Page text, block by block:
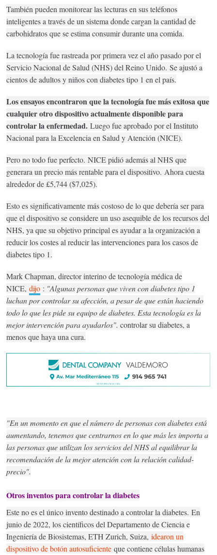
También pueden monitorear las lecturas en sus teléfonos
inteligentes a través de un sistema donde cargan la cantidad de
carbohidratos que se estima consumir durante una comida.
La tecnología fue rastreada por primera vez el año pasado por el
Servicio Nacional de Salud (NHS) del Reino Unido.Se ajustó a
cientos de adultos y niños con diabetes tipo 1 en el país.
Los ensayos encontraron que la tecnología fue más exitosa que
cualquier otro dispositivo actualmente disponible para
controlar la enfermedad. Luego fue aprobado por el Instituto
Nacional para la Excelencia en Salud y Atención (NICE).
Pero no todo fue perfecto.NICE pidió además al NHS que
generara un precio más rentable para el dispositivo. Ahora cuesta
alrededor de £5,744 ($7,025).
Esto es significativamente más costoso de lo que debería ser para
que el dispositivo se considere un uso asequible de los recursos del
NHS, ya que su objetivo principal es ayudar a la organización a
reducir los costes al reducir las intervenciones para los casos de
diabetes tipo 1.
Mark Chapman, director interino de tecnología médica de
NICE,dijo : "Algunas personas que viven con diabetes tipo 1
luchan por controlar su afección, a pesar de que están haciendo
todo lo que les pide su equipo de diabetes. Esta tecnología es la
mejor intervención para ayudarlos". controlar su diabetes, a
menos que haya una cura.
"En un momento en que el número de personas con diabetes está
aumentando, tenemos que centrarnos en lo que más les importa a
las personas que utilizan los servicios del NHS al equilibrar la
recomendación de la mejor atención con la relación calidad-
precio".
Otros inventos para controlar la diabetes
Este no es el único invento destinado a controlar la diabetes.En
junio de 2022, los científicos del Departamento de Ciencia e
Ingeniería de Biosistemas, ETH Zurich, Suiza,idearon un
dispositivo de botón autosuficiente que contiene células humanas